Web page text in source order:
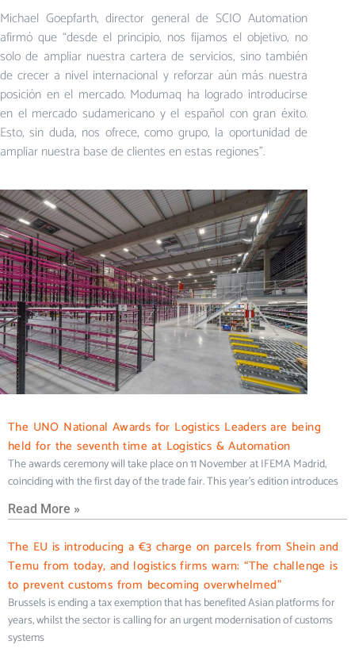
Michael Goepfarth, director general de SCIO Automation
afirmó que “desde el principio, nos fijamos el objetivo, no
solo de ampliar nuestra cartera de servicios, sino también
de crecer a nivel internacional y reforzar aún más nuestra
posición en el mercado. Modumaq ha logrado introducirse
en el mercado sudamericano y el español con gran éxito.
Esto, sin duda, nos ofrece, como grupo, la oportunidad de
ampliar nuestra base de clientes en estas regiones”.
The UNO National Awards for Logistics Leaders are being
held for the seventh time at Logistics & Automation
The awards ceremony will take place on 11 November at IFEMA Madrid,
coinciding with the first day of the trade fair. This year’s edition introduces
Read More »
The EU is introducing a €3 charge on parcels from Shein and
Temu from today, and logistics firms warn: “The challenge is
to prevent customs from becoming overwhelmed”
Brussels is ending a tax exemption that has benefited Asian platforms for
years, whilst the sector is calling for an urgent modernisation of customs
systems